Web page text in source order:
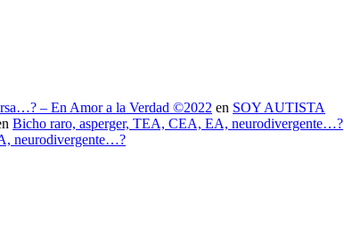
– En Amor a la Verdad ©2022 en SOY AUTISTA
Bicho raro, asperger, TEA, CEA, EA, neurodivergente…?
neurodivergente…?